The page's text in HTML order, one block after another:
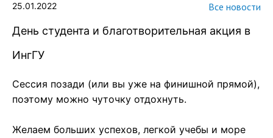
25.01.2022 Все новости
День студента и благотворительная акция в
ИнгГУ
Сессия позади (или вы уже на финишной прямой),
поэтому можно чуточку отдохнуть.
Желаем больших успехов, легкой учебы и море